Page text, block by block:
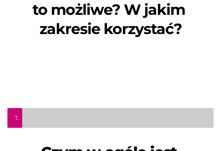
to możliwe? W jakim
zakresie korzystać?
TeleInfo Pro Civium - Czym w ogóle jest mediacja?